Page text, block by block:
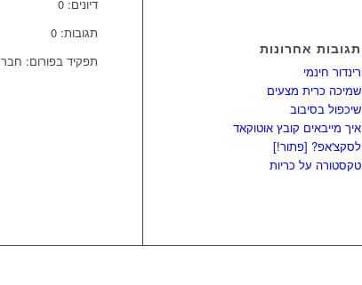
דיונים: 0
תגובות: 0
תפקיד בפורום: חבר
תגובות אחרונות
רינדור חינמי
שמיכה כרית מצעים
שיכפול בסיבוב
איך מייבאים קובץ אוטוקאד
לסקצ'אפ? [פתור!]
טקסטורה על כריות